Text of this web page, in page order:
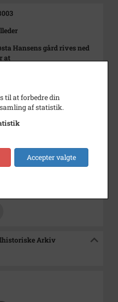
Hansens gård rives ned
at
Poulsen
diapositiv
Arkiv
til at forbedre din
af statistik.
Accepter valgte